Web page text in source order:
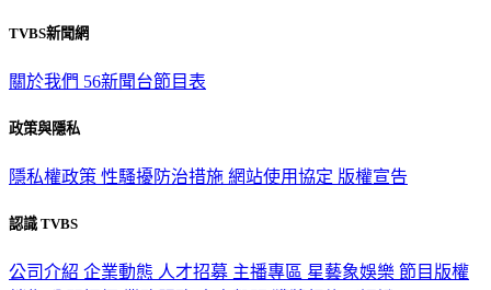
TVBS新聞網
關於我們 56新聞台節目表
政策與隱私
隱私權政策 性騷擾防治措施 網站使用協定 版權宣告
認識 TVBS
公司介紹 企業動態 人才招募 主播專區 星藝象娛樂 節目版權